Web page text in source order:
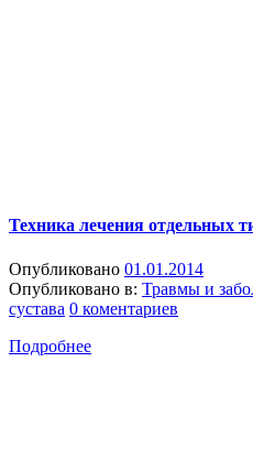
Техника лечения отдельных
Опубликовано 01.01.2014
Опубликовано в: Травмы и
сустава 0 коментариев
Подробнее